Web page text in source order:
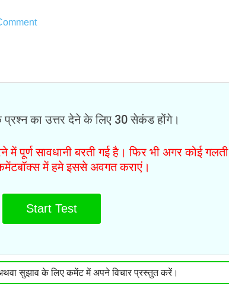
का उत्तर देने के लिए 30 सेकंड होंगे।
पूर्ण सावधानी बरती गई है। फिर भी अगर कोई गलती
में हमे इससे अवगत कराएं।
Start Test
सुझाव के लिए कमेंट में अपने विचार प्रस्तुत करें।